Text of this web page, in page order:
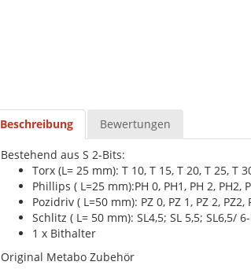
Beschreibung Bewertungen
Bestehend aus S 2-Bits:
Torx (L= 25 mm): T 10, T 15, T 20, T 25, T
Phillips ( L=25 mm):PH 0, PH1, PH 2, PH2,
Pozidriv ( L=50 mm): PZ 0, PZ 1, PZ 2, PZ2,
Schlitz ( L= 50 mm): SL4,5; SL 5,5; SL6,5/
1 x Bithalter
Original Metabo Zubehör